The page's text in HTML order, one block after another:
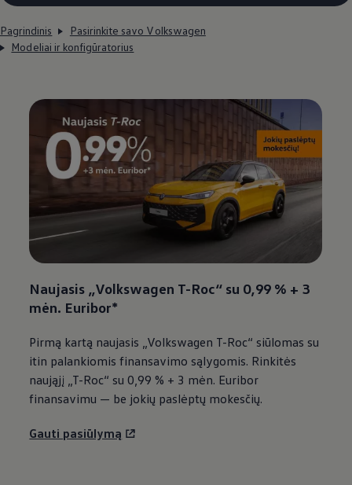
Pagrindinis
Pasirinkite savo Volkswagen
Modeliai ir konfigūratorius
Naujasis „Volkswagen T-Roc“ su 0,99 % + 3
mėn. Euribor*
Pirmą kartą naujasis „Volkswagen T-Roc“ siūlomas su
itin palankiomis finansavimo sąlygomis. Rinkitės
naująjį „T-Roc“ su 0,99 % + 3 mėn. Euribor
finansavimu — be jokių paslėptų mokesčių.
Gauti pasiūlymą